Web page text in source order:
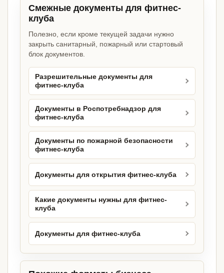
Смежные документы для фитнес-
клуба
Полезно, если кроме текущей задачи нужно
закрыть санитарный, пожарный или стартовый
блок документов.
Разрешительные документы для
фитнес-клуба
Документы в Роспотребнадзор для
фитнес-клуба
Документы по пожарной безопасности
фитнес-клуба
Документы для открытия фитнес-клуба
Какие документы нужны для фитнес-
клуба
Документы для фитнес-клуба